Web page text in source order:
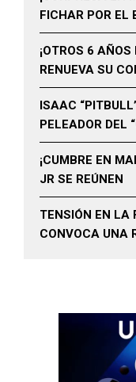
FICHAR POR EL
¡OTROS 6
RENUEVA SU
ISAAC
PELEADOR DEL
¡CUMBRE EN
JR SE REÚNEN
TENSIÓN EN LA
CONVOCA UNA